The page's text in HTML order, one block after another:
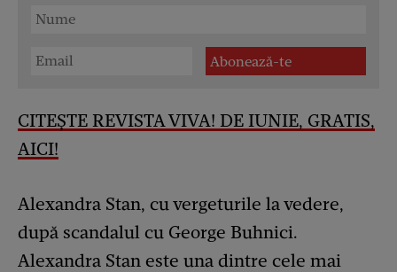
CITEȘTE REVISTA VIVA! DE IUNIE, GRATIS,
AICI!
Alexandra Stan, cu vergeturile la vedere,
după scandalul cu George Buhnici.
Alexandra Stan este una dintre cele mai